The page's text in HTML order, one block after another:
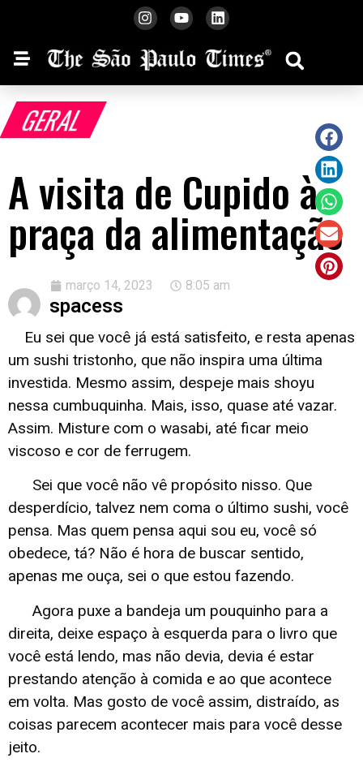
GERAL
A visita de Cupido à
praça da alimentação
spacess
março 14, 2023 8:05 am
Eu sei que você já está satisfeito, e resta apenas
um sushi tristonho, que não inspira uma última
investida. Mesmo assim, despeje mais shoyu
nessa cumbuquinha. Mais, isso, quase até vazar.
Assim. Misture com o wasabi, até ficar meio
viscoso e cor de ferrugem.
Sei que você não vê propósito nisso. Que
desperdício, talvez nem coma o último sushi, você
pensa. Mas quem pensa aqui sou eu, você só
obedece, tá? Não é hora de buscar sentido,
apenas me ouça, sei o que estou fazendo.
Agora puxe a bandeja um pouquinho para a
direita, deixe espaço à esquerda para o livro que
você está lendo, mas não devia, devia é estar
prestando atenção à comida e ao que acontece
em volta. Mas gosto de você assim, distraído, as
coisas parecem acontecer mais para você desse
jeito.